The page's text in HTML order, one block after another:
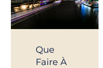
Que
Faire À